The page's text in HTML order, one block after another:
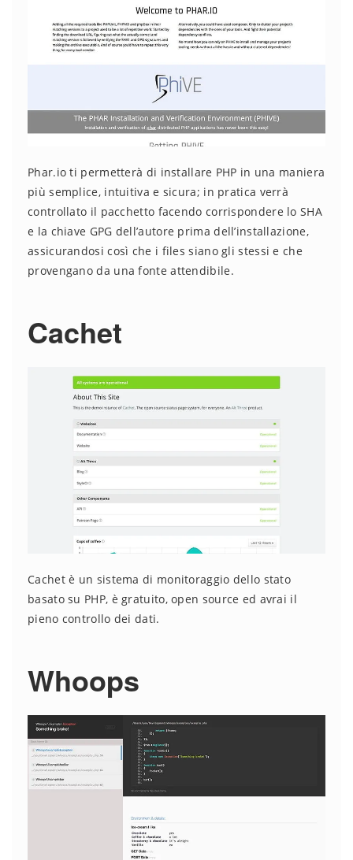
Phar.io ti permetterà di installare PHP in una maniera
più semplice, intuitiva e sicura; in pratica verrà
controllato il pacchetto facendo corrispondere lo SHA
e la chiave GPG dell’autore prima dell’installazione,
assicurandosi così che i files siano gli stessi e che
provengano da una fonte attendibile.
Cachet
Cachet è un sistema di monitoraggio dello stato
basato su PHP, è gratuito, open source ed avrai il
pieno controllo dei dati.
Whoops